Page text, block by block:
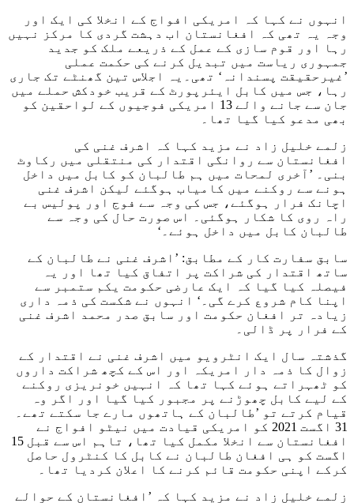
انہوں نے کہا کہ امریکی افواج کے انخلا کی ایک اور
وجہ یہ تھی کہ افغانستان اب دہشت گردی کا مرکز نہیں
رہا اور قوم سازی کے عمل کے ذریعے ملک کو جدید
جمہوری ریاست میں تبدیل کرنے کی حکمت عملی
’غیرحقیقت پسندانہ‘ تھی۔یہ اجلاس تین گھنٹے تک جاری
رہا، جس میں کابل ایئرپورٹ کے قریب خودکش حملے میں
جان سے جانے والے 13 امریکی فوجیوں کے لواحقین کو
بھی مدعو کیا گیا تھا۔
زلمے خلیل زاد نے مزید کہا کہ اشرف غنی کی
افغانستان سے روانگی اقتدار کی منتقلی میں رکاوٹ
بنی۔ ’آخری لمحات میں ہم طالبان کو کابل میں داخل
ہونے سے روکنے میں کامیاب ہوگئے لیکن اشرف غنی
اچانک فرار ہوگئے، جس کی وجہ سے فوج اور پولیس بے
راہ روی کا شکار ہوگئی۔ اس صورت حال کی وجہ سے
طالبان کابل میں داخل ہوئے۔‘
سابق سفارت کار کے مطابق: ’اشرف غنی نے طالبان کے
ساتھ اقتدار کی شراکت پر اتفاق کیا تھا اور یہ
فیصلہ کیا گیا کہ ایک عارضی حکومت یکم ستمبر سے
اپنا کام شروع کرے گی۔‘ انہوں نے شکست کی ذمہ داری
زیادہ تر افغان حکومت اور سابق صدر محمد اشرف غنی
کے فرار پر ڈالی۔
گذشتہ سال ایک انٹرویو میں اشرف غنی نے اقتدار کے
زوال کا ذمہ دار امریکہ اور اس کے کچھ شراکت داروں
کو ٹھہراتے ہوئے کہا تھا کہ انہیں خونریزی روکنے
کے لیے کابل چھوڑنے پر مجبور کیا گیا اور اگر وہ
قیام کرتے تو ’طالبان کے ہاتھوں مارے جا سکتے تھے۔
31 اگست 2021 کو امریکی قیادت میں نیٹو افواج نے
افغانستان سے انخلا مکمل کیا تھا، تاہم اس سے قبل 15
اگست کو ہی افغان طالبان نے کابل کا کنٹرول حاصل
کرکے اپنی حکومت قائم کرنے کا اعلان کردیا تھا۔
زلمے خلیل زاد نے مزید کہا کہ ’افغانستان کے حوالے